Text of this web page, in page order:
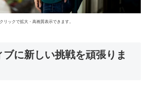
リックで拡大・高画質表示できます。
に新しい挑戦を頑張りま